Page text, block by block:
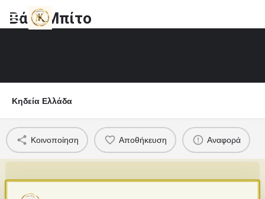
Βάιο Μπίτο
Κηδεία Ελλάδα
Κοινοποίηση Αποθήκευση Αναφορά